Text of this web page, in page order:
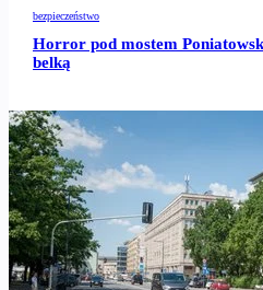
bezpieczeństwo
Horror pod mostem
belką